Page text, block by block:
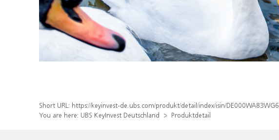
Short URL: https://keyinvest-de.ubs.com/produkt/detail/index/isin/DE000WA83WG6
You are here: UBS KeyInvest Deutschland Produktdetail